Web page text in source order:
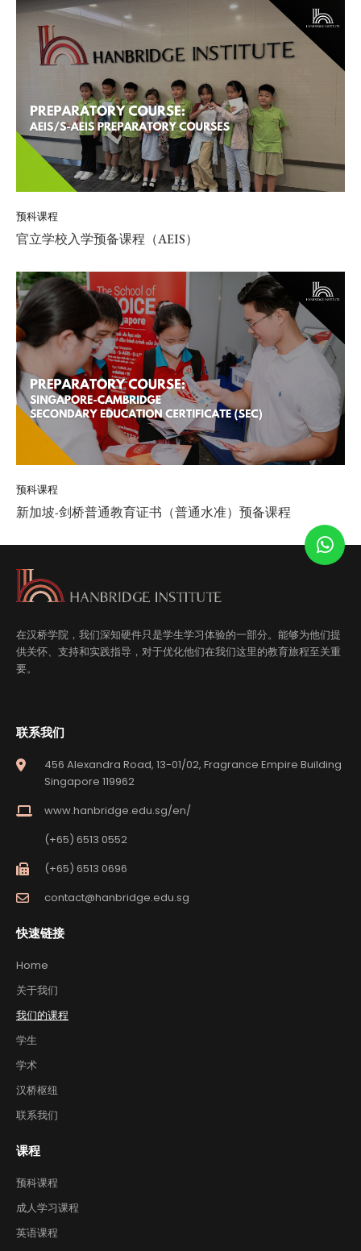
预科课程
官立学校入学预备课程（AEIS）
预科课程
新加坡-剑桥普通教育证书（普通水准）预备课程
在汉桥学院，我们深知硬件只是学生学习体验的一部分。能够为他们提
供关怀、支持和实践指导，对于优化他们在我们这里的教育旅程至关重
要。
联系我们
456 Alexandra Road, 13-01/02, Fragrance Empire Building
Singapore 119962
www.hanbridge.edu.sg/en/
(+65) 6513 0552
(+65) 6513 0696
contact@hanbridge.edu.sg
快速链接
Home
关于我们
我们的课程
学生
学术
汉桥枢纽
联系我们
课程
预科课程
成人学习课程
英语课程